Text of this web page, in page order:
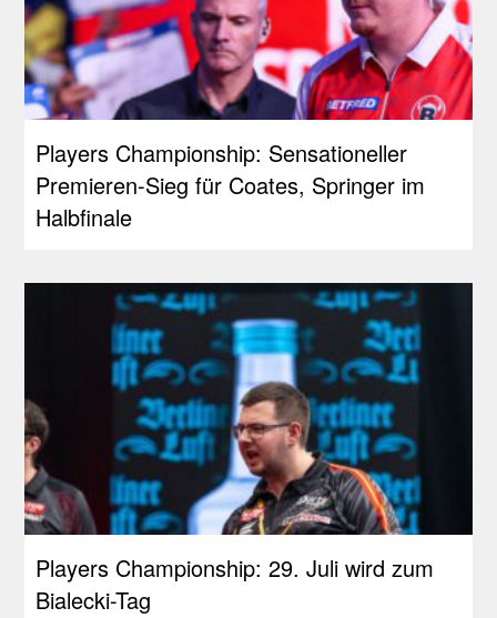
Players Championship: Sensationeller
Premieren-Sieg für Coates, Springer im
Halbfinale
Players Championship: 29. Juli wird zum
Bialecki-Tag